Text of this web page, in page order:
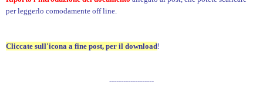
per leggerlo comodamente off line.
Cliccate sull'icona a fine post, per il download!
-------------------